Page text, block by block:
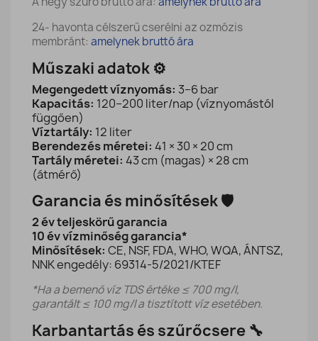
24- havonta célszerű cserélni az ozmózis
membránt: amelynek bruttó ára
Műszaki adatok ⚙️
Megengedett víznyomás: 3–6 bar
Kapacitás: 120–200 liter/nap (víznyomástól
függően)
Víztartály: 12 liter
Berendezés méretei: 41 × 30 × 20 cm
Tartály méretei: 43 cm (magas) × 28 cm
(átmérő)
Garancia és minősítések 🛡️
2 év teljeskörű garancia
10 év vízminőség garancia*
Minősítések: CE, NSF, FDA, WHO, WQA, ÁNTSZ,
NNK engedély: 69314-5/2021/KTEF
*Ha a bemenő víz TDS értéke ≤ 700 mg/l,
garantált ≤ 100 mg/l a tisztított víz esetében.
Karbantartás és szűrőcsere 🔧